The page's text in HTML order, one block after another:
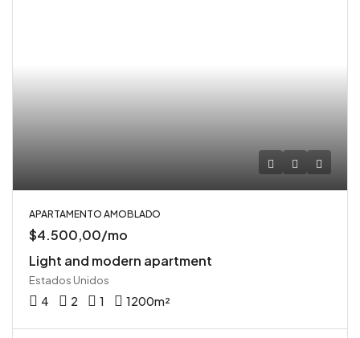
APARTAMENTO AMOBLADO
$4.500,00/mo
Light and modern apartment
Estados Unidos
4 2 1 1200m²